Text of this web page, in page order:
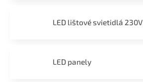
LED lištové svietidlá 230V
LED panely